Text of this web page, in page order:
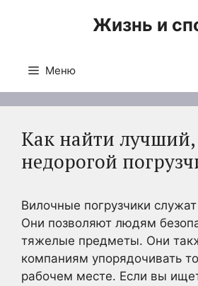
Жизнь и
Меню
Как найти
недорогой
Вилочные погрузчики
Они позволяют людям
тяжелые предметы. Они
компаниям упорядочивать
рабочем месте. Если вы